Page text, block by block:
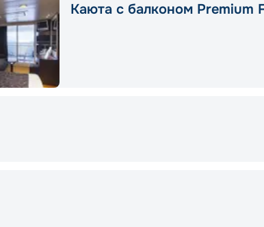
Каюта с балконом Premium